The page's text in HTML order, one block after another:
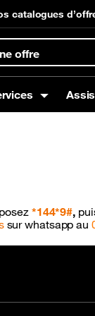
catalogues
/ Bons
*144*9#,
sur whatsapp au